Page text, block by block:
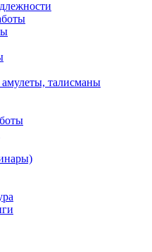
талисманы